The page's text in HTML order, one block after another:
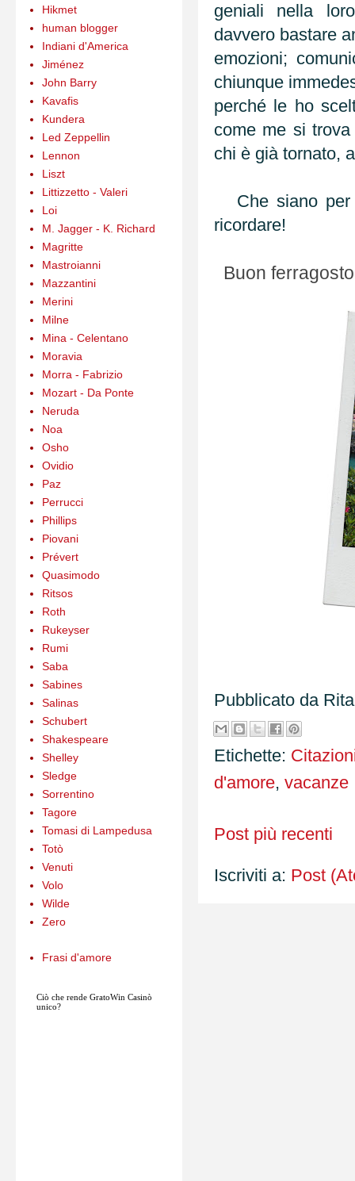
geniali nella
davvero bastare
emozioni;
chiunque
perché le ho
come me si
chi è già tornato,
Che siano per
ricordare!
Buon
Pubblicato da
Etichette:
d'amore, vacanze
Post più recenti
Iscriviti a: Post
Hikmet
human blogger
Indiani d'America
Jiménez
John Barry
Kavafis
Kundera
Led Zeppellin
Lennon
Liszt
Littizzetto - Valeri
Loi
M. Jagger - K. Richard
Magritte
Mastroianni
Mazzantini
Merini
Milne
Mina - Celentano
Moravia
Morra - Fabrizio
Mozart - Da Ponte
Neruda
Noa
Osho
Ovidio
Paz
Perrucci
Phillips
Piovani
Prévert
Quasimodo
Ritsos
Roth
Rukeyser
Rumi
Saba
Sabines
Salinas
Schubert
Shakespeare
Shelley
Sledge
Sorrentino
Tagore
Tomasi di Lampedusa
Totò
Venuti
Volo
Wilde
Zero
Frasi d'amore
Ciò che rende GratoWin Casinò
unico?